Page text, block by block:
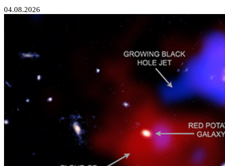
04.08.2026